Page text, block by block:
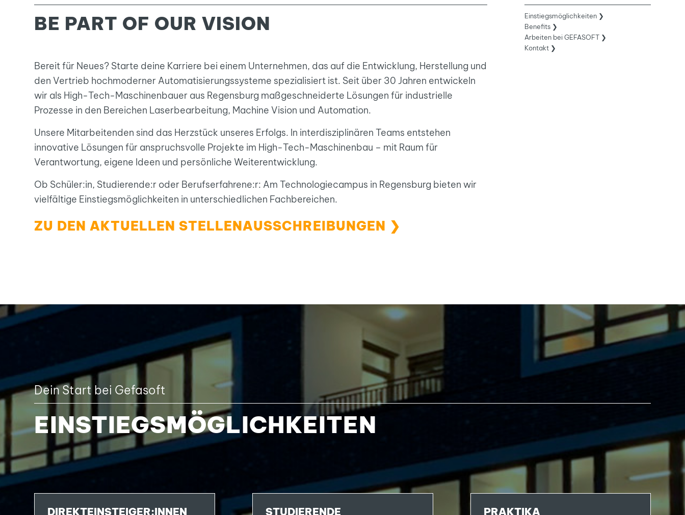
BE PART OF OUR VISION
Bereit für Neues? Starte deine Karriere bei einem Unternehmen, das auf die Entwicklung, Herstellung und
den Vertrieb hochmoderner Automatisierungssysteme spezialisiert ist. Seit über 30 Jahren entwickeln
wir als High-Tech-Maschinenbauer aus Regensburg maßgeschneiderte Lösungen für industrielle
Prozesse in den Bereichen Laserbearbeitung, Machine Vision und Automation.
Unsere Mitarbeitenden sind das Herzstück unseres Erfolgs. In interdisziplinären Teams entstehen
innovative Lösungen für anspruchsvolle Projekte im High-Tech-Maschinenbau – mit Raum für
Verantwortung, eigene Ideen und persönliche Weiterentwicklung.
Ob Schüler:in, Studierende:r oder Berufserfahrene:r: Am Technologiecampus in Regensburg bieten wir
vielfältige Einstiegsmöglichkeiten in unterschiedlichen Fachbereichen.
ZU DEN AKTUELLEN STELLENAUSSCHREIBUNGEN ❯
Einstiegsmöglichkeiten ❯
Benefits ❯
Arbeiten bei GEFASOFT ❯
Kontakt ❯
Dein Start bei Gefasoft
EINSTIEGSMÖGLICHKEITEN
DIREKTEINSTEIGER:INNEN STUDIERENDE PRAKTIKA